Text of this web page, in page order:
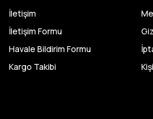
bu kadar çeşit
geçenlere teşekkür
Abdurrahman
İletişim
İletişim Formu
Havale Bildirim Formu
Kargo Takibi